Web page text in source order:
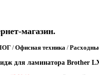
магазин.
/Офисная техника /
для ламинатора Brother